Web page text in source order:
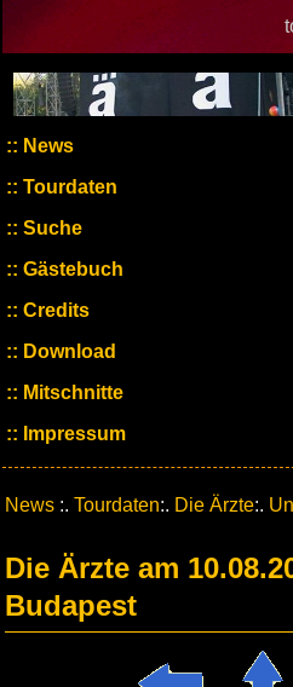
News
Tourdaten
Suche
Gästebuch
Credits
Download
Mitschnitte
Impressum
News :. Tourdaten:. Die Ärzte:.
Die Ärzte am
Budapest